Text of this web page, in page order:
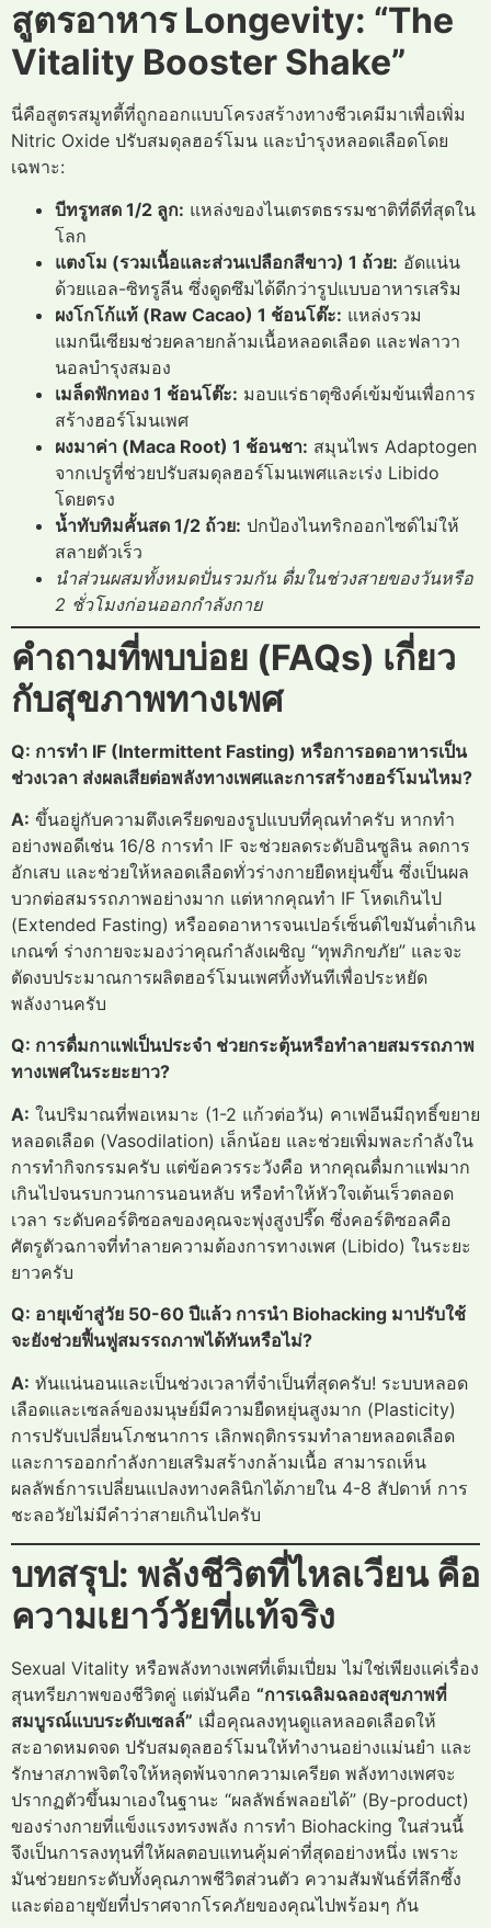
สูตรอาหาร Longevity: “The
Vitality Booster Shake”
นี่คือสูตรสมูทตี้ที่ถูกออกแบบโครงสร้างทางชีวเคมีมาเพื่อเพิ่ม
Nitric Oxide ปรับสมดุลฮอร์โมน และบำรุงหลอดเลือดโดย
เฉพาะ:
บีทรูทสด 1/2 ลูก: แหล่งของไนเตรตธรรมชาติที่ดีที่สุดใน
โลก
แตงโม (รวมเนื้อและส่วนเปลือกสีขาว) 1 ถ้วย: อัดแน่น
ด้วยแอล-ซิทรูลีน ซึ่งดูดซึมได้ดีกว่ารูปแบบอาหารเสริม
ผงโกโก้แท้ (Raw Cacao) 1 ช้อนโต๊ะ: แหล่งรวม
แมกนีเซียมช่วยคลายกล้ามเนื้อหลอดเลือด และฟลาวา
นอลบำรุงสมอง
เมล็ดฟักทอง 1 ช้อนโต๊ะ: มอบแร่ธาตุซิงค์เข้มข้นเพื่อการ
สร้างฮอร์โมนเพศ
ผงมาค่า (Maca Root) 1 ช้อนชา: สมุนไพร Adaptogen
จากเปรูที่ช่วยปรับสมดุลฮอร์โมนเพศและเร่ง Libido
โดยตรง
น้ำทับทิมคั้นสด 1/2 ถ้วย: ปกป้องไนทริกออกไซด์ไม่ให้
สลายตัวเร็ว
นำส่วนผสมทั้งหมดปั่นรวมกัน ดื่มในช่วงสายของวันหรือ
2 ชั่วโมงก่อนออกกำลังกาย
คำถามที่พบบ่อย (FAQs) เกี่ยว
กับสุขภาพทางเพศ
Q: การทำ IF (Intermittent Fasting) หรือการอดอาหารเป็น
ช่วงเวลา ส่งผลเสียต่อพลังทางเพศและการสร้างฮอร์โมนไหม?
A: ขึ้นอยู่กับความตึงเครียดของรูปแบบที่คุณทำครับ หากทำ
อย่างพอดีเช่น 16/8 การทำ IF จะช่วยลดระดับอินซูลิน ลดการ
อักเสบ และช่วยให้หลอดเลือดทั่วร่างกายยืดหยุ่นขึ้น ซึ่งเป็นผล
บวกต่อสมรรถภาพอย่างมาก แต่หากคุณทำ IF โหดเกินไป
(Extended Fasting) หรืออดอาหารจนเปอร์เซ็นต์ไขมันต่ำเกิน
เกณฑ์ ร่างกายจะมองว่าคุณกำลังเผชิญ “ทุพภิกขภัย” และจะ
ตัดงบประมาณการผลิตฮอร์โมนเพศทิ้งทันทีเพื่อประหยัด
พลังงานครับ
Q: การดื่มกาแฟเป็นประจำ ช่วยกระตุ้นหรือทำลายสมรรถภาพ
ทางเพศในระยะยาว?
A: ในปริมาณที่พอเหมาะ (1-2 แก้วต่อวัน) คาเฟอีนมีฤทธิ์ขยาย
หลอดเลือด (Vasodilation) เล็กน้อย และช่วยเพิ่มพละกำลังใน
การทำกิจกรรมครับ แต่ข้อควรระวังคือ หากคุณดื่มกาแฟมาก
เกินไปจนรบกวนการนอนหลับ หรือทำให้หัวใจเต้นเร็วตลอด
เวลา ระดับคอร์ติซอลของคุณจะพุ่งสูงปรี๊ด ซึ่งคอร์ติซอลคือ
ศัตรูตัวฉกาจที่ทำลายความต้องการทางเพศ (Libido) ในระยะ
ยาวครับ
Q: อายุเข้าสู่วัย 50-60 ปีแล้ว การนำ Biohacking มาปรับใช้
จะยังช่วยฟื้นฟูสมรรถภาพได้ทันหรือไม่?
A: ทันแน่นอนและเป็นช่วงเวลาที่จำเป็นที่สุดครับ! ระบบหลอด
เลือดและเซลล์ของมนุษย์มีความยืดหยุ่นสูงมาก (Plasticity)
การปรับเปลี่ยนโภชนาการ เลิกพฤติกรรมทำลายหลอดเลือด
และการออกกำลังกายเสริมสร้างกล้ามเนื้อ สามารถเห็น
ผลลัพธ์การเปลี่ยนแปลงทางคลินิกได้ภายใน 4-8 สัปดาห์ การ
ชะลอวัยไม่มีคำว่าสายเกินไปครับ
บทสรุป: พลังชีวิตที่ไหลเวียน คือ
ความเยาว์วัยที่แท้จริง
Sexual Vitality หรือพลังทางเพศที่เต็มเปี่ยม ไม่ใช่เพียงแค่เรื่อง
สุนทรียภาพของชีวิตคู่ แต่มันคือ “การเฉลิมฉลองสุขภาพที่
สมบูรณ์แบบระดับเซลล์” เมื่อคุณลงทุนดูแลหลอดเลือดให้
สะอาดหมดจด ปรับสมดุลฮอร์โมนให้ทำงานอย่างแม่นยำ และ
รักษาสภาพจิตใจให้หลุดพ้นจากความเครียด พลังทางเพศจะ
ปรากฏตัวขึ้นมาเองในฐานะ “ผลลัพธ์พลอยได้” (By-product)
ของร่างกายที่แข็งแรงทรงพลัง การทำ Biohacking ในส่วนนี้
จึงเป็นการลงทุนที่ให้ผลตอบแทนคุ้มค่าที่สุดอย่างหนึ่ง เพราะ
มันช่วยยกระดับทั้งคุณภาพชีวิตส่วนตัว ความสัมพันธ์ที่ลึกซึ้ง
และต่ออายุขัยที่ปราศจากโรคภัยของคุณไปพร้อมๆ กัน